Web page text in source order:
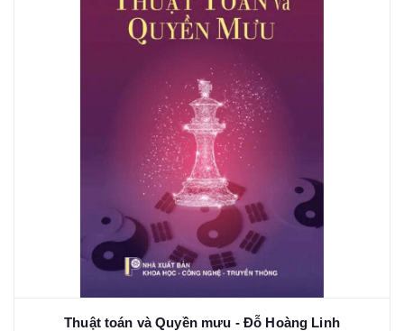
Thuật toán và Quyền mưu - Đỗ Hoàng Linh